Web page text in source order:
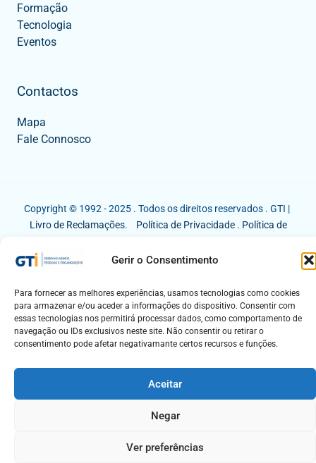
Gerir o Consentimento
Para fornecer as melhores experiências, usamos tecnologias como cookies
para armazenar e/ou aceder a informações do dispositivo. Consentir com
essas tecnologias nos permitirá processar dados, como comportamento de
navegação ou IDs exclusivos neste site. Não consentir ou retirar o
consentimento pode afetar negativamante certos recursos e funções.
Aceitar
Negar
Ver preferências
Formação
Tecnologia
Eventos
Contactos
Mapa
Fale Connosco
Copyright © 1992 - 2025 . Todos os direitos reservados . GTI |
Livro de Reclamações.
Política de Privacidade. Política de